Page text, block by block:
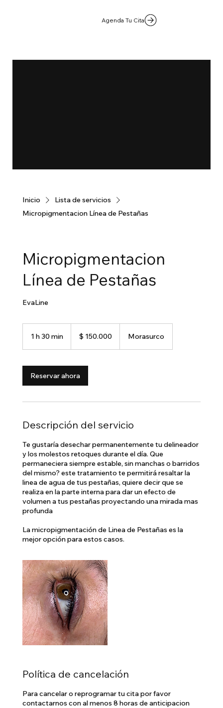
Agenda Tu Cita
Inicio
Lista de servicios
Micropigmentacion Línea de Pestañas
Micropigmentacion
Línea de Pestañas
EvaLine
1 h 30 min
0
m
n
pesos
colombianos
$ 150.000 Morasurco
Reservar ahora
Descripción del servicio
Te gustaría desechar permanentemente tu delineador
y los molestos retoques durante el día. Que
permaneciera siempre estable, sin manchas o barridos
del mismo? este tratamiento te permitirá resaltar la
linea de agua de tus pestañas, quiere decir que se
realiza en la parte interna para dar un efecto de
volumen a tus pestañas proyectando una mirada mas
profunda
La micropigmentación de Linea de Pestañas es la
mejor opción para estos casos.
Política de cancelación
Para cancelar o reprogramar tu cita por favor
contactarnos con al menos 8 horas de anticipacion